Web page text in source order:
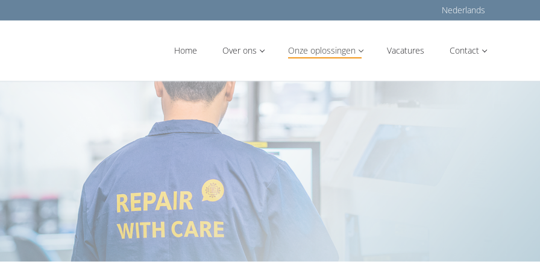
Home Over ons Onze oplossingen Vacatures Contact
Nederlands